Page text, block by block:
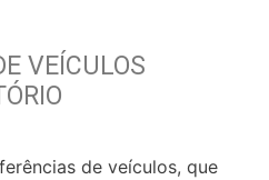
VEÍCULOS
de veículos, que